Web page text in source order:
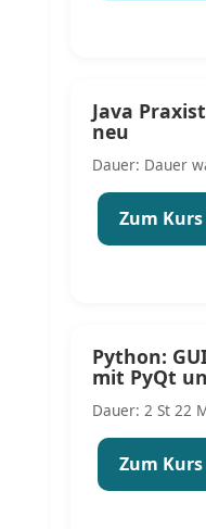
Java
neu
Dauer: Dauer
Zum
Python:
mit PyQt
Dauer: 2 St 22
Zum